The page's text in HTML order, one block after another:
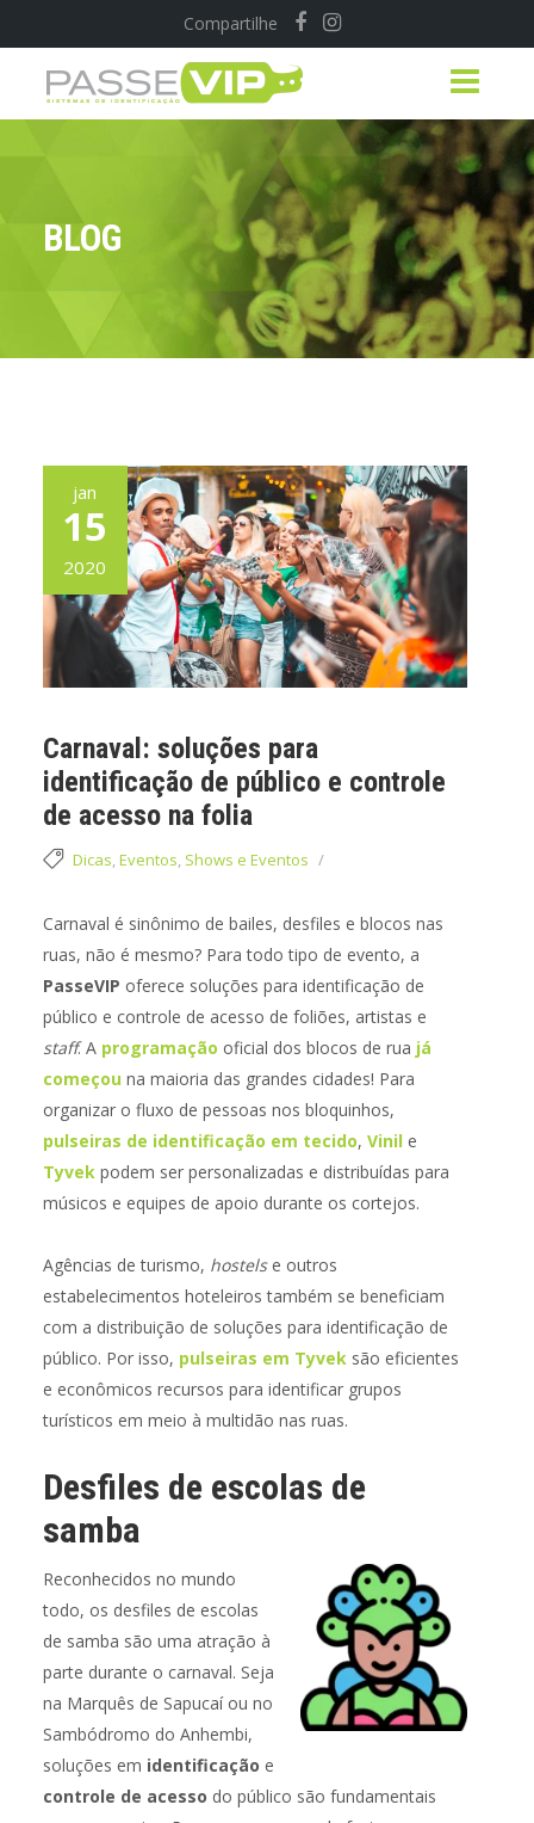
Compartilhe
BLOG
jan
15
2020
Carnaval: soluções para
identificação de público e controle
de acesso na folia
Dicas,Eventos, Shows e Eventos
Carnaval é sinônimo de bailes, desfiles e blocos nas
ruas, não é mesmo? Para todo tipo de evento, a
PasseVIP oferece soluções para identificação de
público e controle de acesso de foliões, artistas e
staff. A programação oficial dos blocos de rua já
começouna maioria das grandes cidades! Para
organizar o fluxo de pessoas nos bloquinhos,
pulseiras de identificação em tecido, Vinile
Tyvekpodem ser personalizadas e distribuídas para
músicos e equipes de apoio durante os cortejos.
Agências de turismo, hostelse outros
estabelecimentos hoteleiros também se beneficiam
com a distribuição de soluções para identificação de
público. Por isso, pulseiras em Tyveksão eficientes
e econômicos recursos para identificar grupos
turísticos em meio à multidão nas ruas.
Desfiles de escolas de
samba
Reconhecidos no mundo
todo, os desfiles de escolas
de samba são uma atração à
parte durante o carnaval. Seja
na Marquês de Sapucaí ou no
Sambódromo do Anhembi,
soluções em identificação e
controle de acesso do público são fundamentais